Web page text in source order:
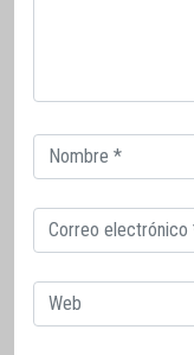
Correo
electrónico
Correo
electrónico
Web